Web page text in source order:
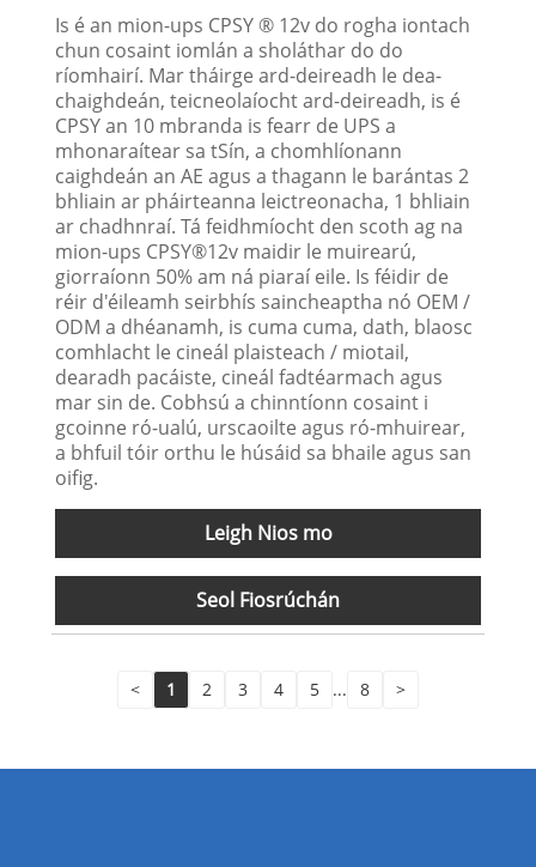
Is é an mion-ups CPSY ® 12v do rogha iontach
chun cosaint iomlán a sholáthar do do
ríomhairí. Mar tháirge ard-deireadh le dea-
chaighdeán, teicneolaíocht ard-deireadh, is é
CPSY an 10 mbranda is fearr de UPS a
mhonaraítear sa tSín, a chomhlíonann
caighdeán an AE agus a thagann le barántas 2
bhliain ar pháirteanna leictreonacha, 1 bhliain
ar chadhnraí. Tá feidhmíocht den scoth ag na
mion-ups CPSY®12v maidir le muirearú,
giorraíonn 50% am ná piaraí eile. Is féidir de
réir d'éileamh seirbhís saincheaptha nó OEM /
ODM a dhéanamh, is cuma cuma, dath, blaosc
comhlacht le cineál plaisteach / miotail,
dearadh pacáiste, cineál fadtéarmach agus
mar sin de. Cobhsú a chinntíonn cosaint i
gcoinne ró-ualú, urscaoilte agus ró-mhuirear,
a bhfuil tóir orthu le húsáid sa bhaile agus san
oifig.
Leigh Nios mo
Seol Fiosrúchán
< 1 2 3 4 5 ... 8 >